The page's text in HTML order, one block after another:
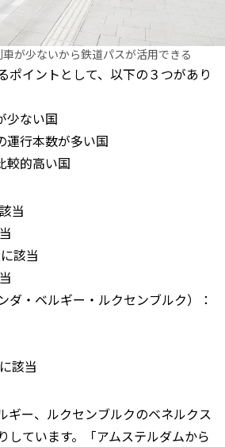
が少ないから鉄道パスが活用できる
ポイントとして、以下の３つがあり
少ない国
運行本数が多い国
較的高い国
当
該当
ダ・ベルギー・ルクセンブルク）：
該当
ギー、ルクセンブルクのベネルクス
しています。「アムステルダムから